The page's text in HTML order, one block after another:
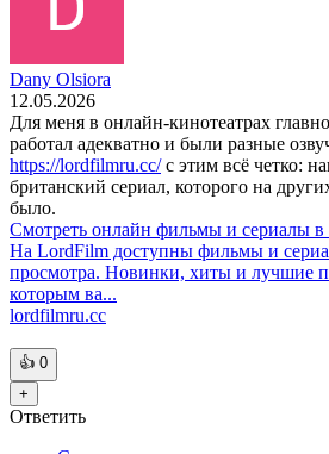
Dany Olsiora
12.05.2026
Для меня в онлайн-кинотеатрах
работал адекватно и были разные
https://lordfilmru.cc/с этим всё четко:
британский сериал, которого на
было.
Смотреть онлайн фильмы и сериалы в
На LordFilm доступны фильмы и
просмотра. Новинки, хиты и лучшие
которым ва...
lordfilmru.cc
👍 0
+
Ответить